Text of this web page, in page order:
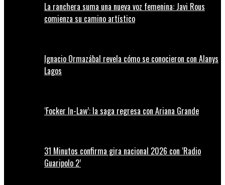
La ranchera suma una nueva voz femenina: Javi Rous
comienza su camino artístico
Ignacio Ormazábal revela cómo se conocieron con Alanys
Lagos
‘Focker In-Law’: la saga regresa con Ariana Grande
31 Minutos confirma gira nacional 2026 con ‘Radio
Guaripolo 2’